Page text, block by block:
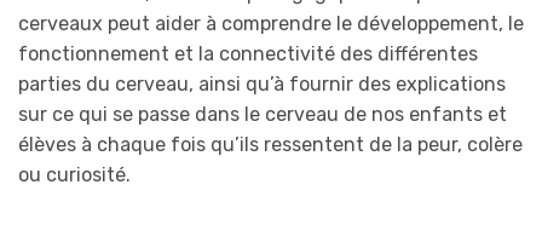
cerveaux peut aider à comprendre le développement, le
fonctionnement et la connectivité des différentes
parties du cerveau, ainsi qu’à fournir des explications
sur ce qui se passe dans le cerveau de nos enfants et
élèves à chaque fois qu’ils ressentent de la peur, colère
ou curiosité.